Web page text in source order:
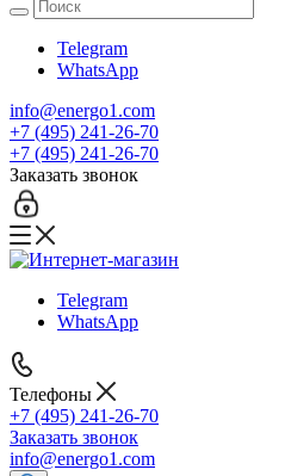
Telegram
WhatsApp
info@energo1.com
+7 (495) 241-26-70
+7 (495) 241-26-70
Заказать звонок
Telegram
WhatsApp
Телефоны
+7 (495) 241-26-70
Заказать звонок
info@energo1.com